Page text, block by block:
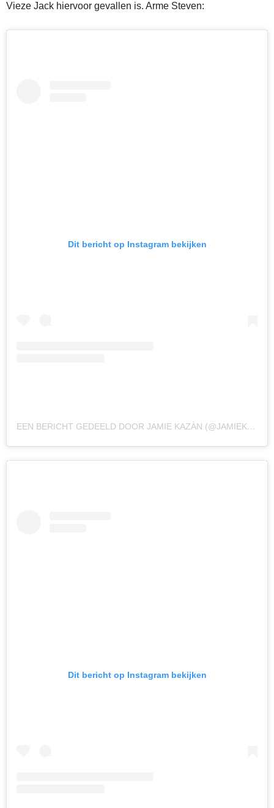
Vieze Jack hiervoor gevallen is. Arme Steven:
Dit bericht op Instagram bekijken
EEN BERICHT GEDEELD DOOR JAMIE KAZÀN (@JAMIEKAMES)
Dit bericht op Instagram bekijken